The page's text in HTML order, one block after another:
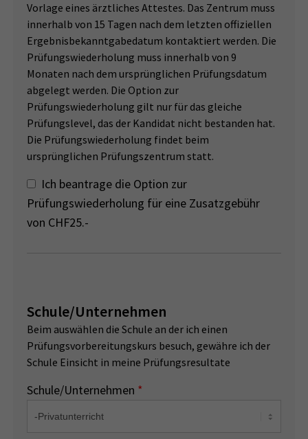
Vorlage eines ärztliches Attestes. Das Zentrum muss
innerhalb von 15 Tagen nach dem letzten offiziellen
Ergebnisbekanntgabedatum kontaktiert werden. Die
Prüfungswiederholung muss innerhalb von 9
Monaten nach dem ursprünglichen Prüfungsdatum
abgelegt werden. Die Option zur
Prüfungswiederholung gilt nur für das gleiche
Prüfungslevel, das der Kandidat nicht bestanden hat.
Die Prüfungswiederholung findet beim
ursprünglichen Prüfungszentrum statt.
Ich beantrage die Option zur
Prüfungswiederholung für eine Zusatzgebühr
von CHF25.-
Schule/Unternehmen
Beim auswählen die Schule an der ich einen
Prüfungsvorbereitungskurs besuch, gewähre ich der
Schule Einsicht in meine Prüfungsresultate
Schule/Unternehmen *